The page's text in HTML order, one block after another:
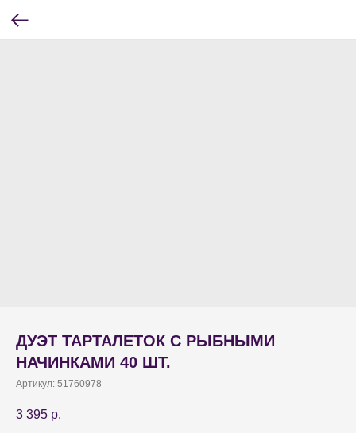
ДУЭТ ТАРТАЛЕТОК С РЫБНЫМИ
НАЧИНКАМИ 40 ШТ.
Артикул: 51760978
3 395 р.